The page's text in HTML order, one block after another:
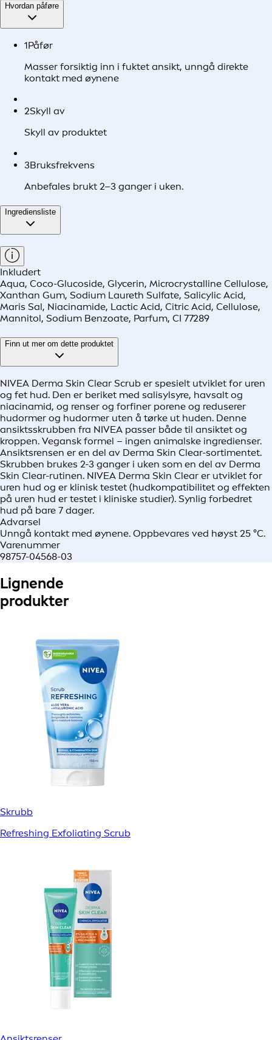
Hvordan påføre
1Påfør
Masser forsiktig inn i fuktet ansikt, unngå direkte
kontakt med øynene
2Skyll av
Skyll av produktet
3Bruksfrekvens
Anbefales brukt 2–3 ganger i uken.
Ingrediensliste
Inkludert
Aqua, Coco-Glucoside, Glycerin, Microcrystalline Cellulose,
Xanthan Gum, Sodium Laureth Sulfate, Salicylic Acid,
Maris Sal, Niacinamide, Lactic Acid, Citric Acid, Cellulose,
Mannitol, Sodium Benzoate, Parfum, CI 77289
Finn ut mer om dette produktet
NIVEA Derma Skin Clear Scrub er spesielt utviklet for uren
og fet hud. Den er beriket med salisylsyre, havsalt og
niacinamid, og renser og forfiner porene og reduserer
hudormer og hudormer uten å tørke ut huden. Denne
ansiktsskrubben fra NIVEA passer både til ansiktet og
kroppen. Vegansk formel – ingen animalske ingredienser.
Ansiktsrensen er en del av Derma Skin Clear-sortimentet.
Skrubben brukes 2-3 ganger i uken som en del av Derma
Skin Clear-rutinen. NIVEA Derma Skin Clear er utviklet for
uren hud og er klinisk testet (hudkompatibilitet og effekten
på uren hud er testet i kliniske studier). Synlig forbedret
hud på bare 7 dager.
Advarsel
Unngå kontakt med øynene. Oppbevares ved høyst 25 °C.
Varenummer
98757-04568-03
Lignende
produkter
Skrubb
Refreshing Exfoliating Scrub